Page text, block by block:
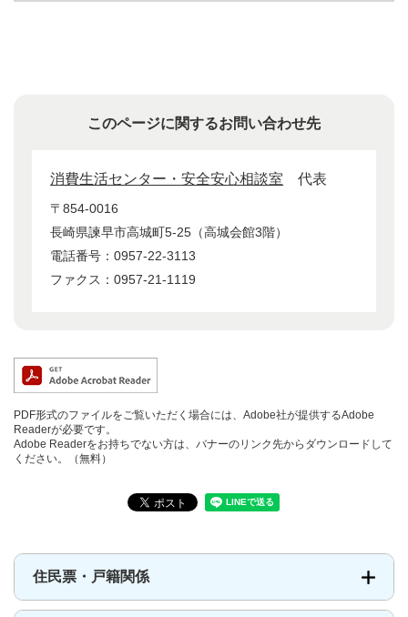
このページに関するお問い合わせ先
消費生活センター・安全安心相談室 代表
〒854-0016
長崎県諫早市高城町5-25（高城会館3階）
電話番号：0957-22-3113
ファクス：0957-21-1119
PDF形式のファイルをご覧いただく場合には、Adobe社が提供するAdobe
Readerが必要です。
Adobe Readerをお持ちでない方は、バナーのリンク先からダウンロードして
ください。（無料）
住民票・戸籍関係